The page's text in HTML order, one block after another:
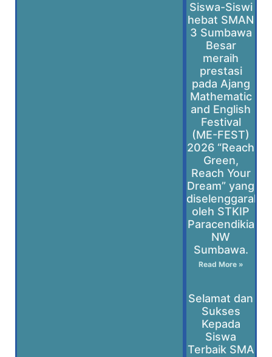
Siswa-Siswi
hebat SMAN
3 Sumbawa
Besar
meraih
prestasi
pada Ajang
Mathematic
and English
Festival
(ME-FEST)
2026 “Reach
Green,
Reach Your
Dream” yang
oleh STKIP
Paracendikia
NW
Sumbawa.
Read More »
Selamat dan
Sukses
Kepada
Siswa
Terbaik SMA